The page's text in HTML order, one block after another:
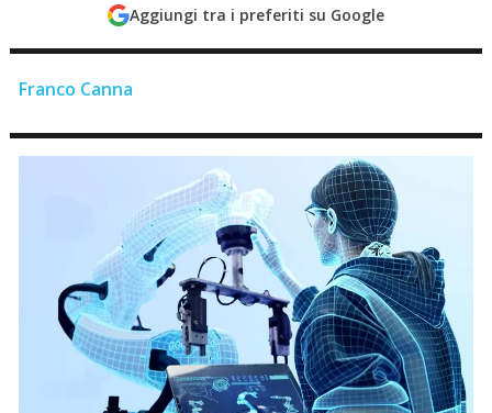
Aggiungi tra i preferiti su Google
Franco Canna